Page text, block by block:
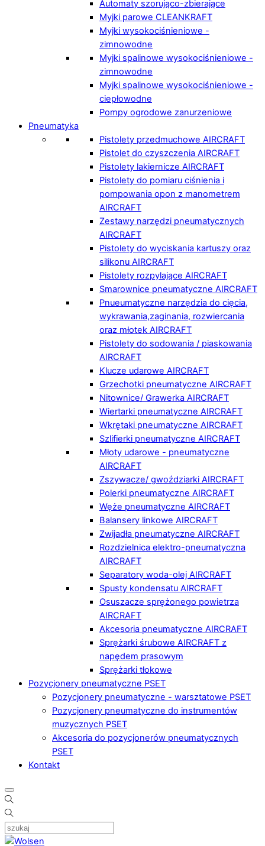
Automaty szorująco-zbierające
Myjki parowe CLEANKRAFT
Myjki wysokociśnieniowe -
zimnowodne
Myjki spalinowe wysokociśnieniowe -
zimnowodne
Myjki spalinowe wysokociśnieniowe -
ciepłowodne
Pompy ogrodowe zanurzeniowe
Pneumatyka
Pistolety przedmuchowe AIRCRAFT
Pistolet do czyszczenia AIRCRAFT
Pistolety lakiernicze AIRCRAFT
Pistolety do pomiaru ciśnienia i
pompowania opon z manometrem
AIRCRAFT
Zestawy narzędzi pneumatycznych
AIRCRAFT
Pistolety do wyciskania kartuszy oraz
silikonu AIRCRAFT
Pistolety rozpylające AIRCRAFT
Smarownice pneumatyczne AIRCRAFT
Pnueumatyczne narzędzia do cięcia,
wykrawania,zaginania, rozwiercania
oraz młotek AIRCRAFT
Pistolety do sodowania / piaskowania
AIRCRAFT
Klucze udarowe AIRCRAFT
Grzechotki pneumatyczne AIRCRAFT
Nitownice/ Grawerka AIRCRAFT
Wiertarki pneumatyczne AIRCRAFT
Wkrętaki pneumatyczne AIRCRAFT
Szlifierki pneumatyczne AIRCRAFT
Młoty udarowe - pneumatyczne
AIRCRAFT
Zszywacze/ gwoździarki AIRCRAFT
Polerki pneumatyczne AIRCRAFT
Węże pneumatyczne AIRCRAFT
Balansery linkowe AIRCRAFT
Zwijadła pneumatyczne AIRCRAFT
Rozdzielnica elektro-pneumatyczna
AIRCRAFT
Separatory woda-olej AIRCRAFT
Spusty kondensatu AIRCRAFT
Osuszacze sprężonego powietrza
AIRCRAFT
Akcesoria pneumatyczne AIRCRAFT
Sprężarki śrubowe AIRCRAFT z
napędem prasowym
Sprężarki tłokowe
Pozycjonery pneumatyczne PSET
Pozycjonery pneumatyczne - warsztatowe PSET
Pozycjonery pneumatyczne do instrumentów
muzycznych PSET
Akcesoria do pozycjonerów pneumatycznych
PSET
Kontakt